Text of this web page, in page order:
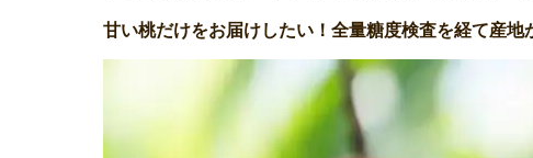
甘い桃だけをお届けしたい！全量糖度検査を経て産地